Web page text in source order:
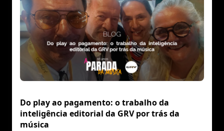
Do play ao pagamento: o trabalho da
inteligência editorial da GRV por trás da
música